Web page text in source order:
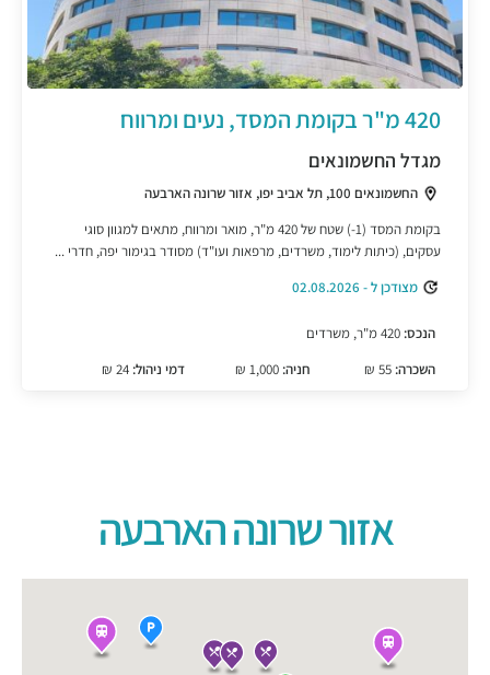
420 מ"ר בקומת המסד, נעים ומרווח
מגדל החשמונאים
החשמונאים 100, תל אביב יפו, אזור שרונה הארבעה
בקומת המסד (1-) שטח של 420 מ"ר, מואר ומרווח, מתאים למגוון סוגי
עסקים, (כיתות לימוד, משרדים, מרפאות ועו"ד) מסודר בגימור יפה, חדרי ...
מצודכן ל - 02.08.2026
הנכס:
השכרה:
חניה: 1,000 ₪ דמי ניהול:
אזור שרונה הארבעה